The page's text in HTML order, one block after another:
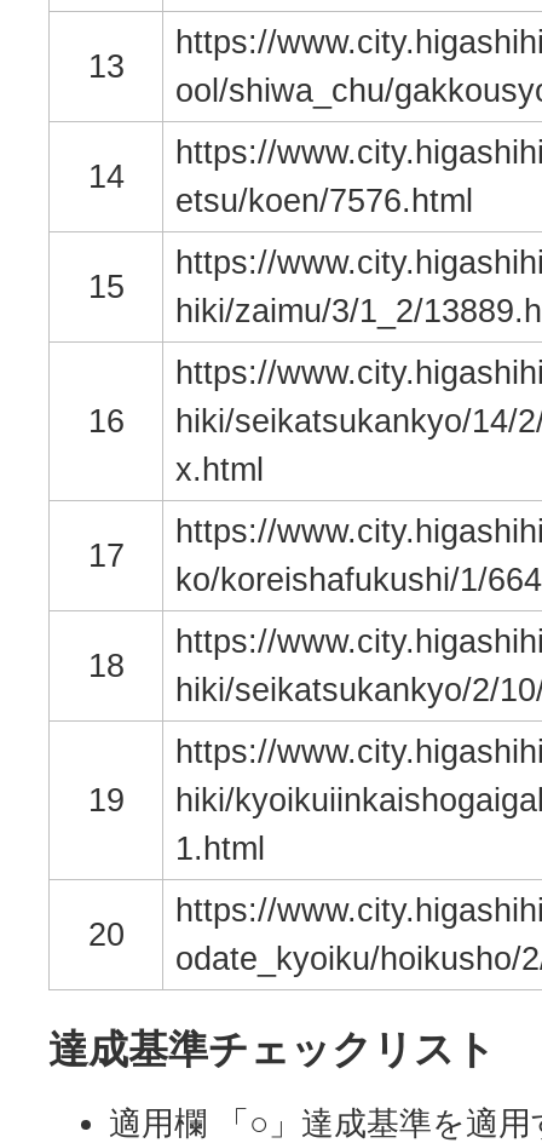
13
https://
ool/shiwa_chu/
14
https://
etsu/koen/7576.html
15
https://
hiki/zaimu/3/1_2/
16
https://
hiki/seikatsukankyo/14/
x.html
17
https://
ko/koreishafukushi/1/
18
https://
hiki/seikatsukankyo/2/
19
https://
hiki/
1.html
20
https://
odate_kyoiku/hoikusho/
達成基準チェックリスト
適用欄 「○」達成基準を適